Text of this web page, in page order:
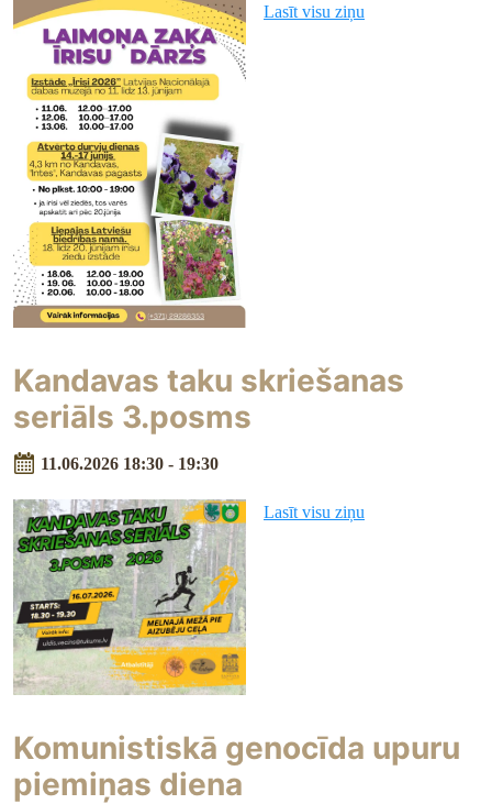
Lasīt visu ziņu
Kandavas taku skriešanas
seriāls 3.posms
11.06.2026 18:30 - 19:30
Lasīt visu ziņu
Komunistiskā genocīda upuru
piemiņas diena